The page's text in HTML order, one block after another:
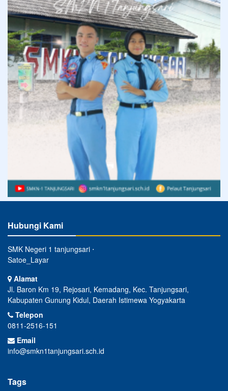
Hubungi Kami
SMK Negeri 1 tanjungsari ⋅
Satoe_Layar
Alamat
Jl. Baron Km 19, Rejosari, Kemadang, Kec. Tanjungsari,
Kabupaten Gunung Kidul, Daerah Istimewa Yogyakarta
Telepon
0811-2516-151
Email
info@smkn1tanjungsari.sch.id
Tags